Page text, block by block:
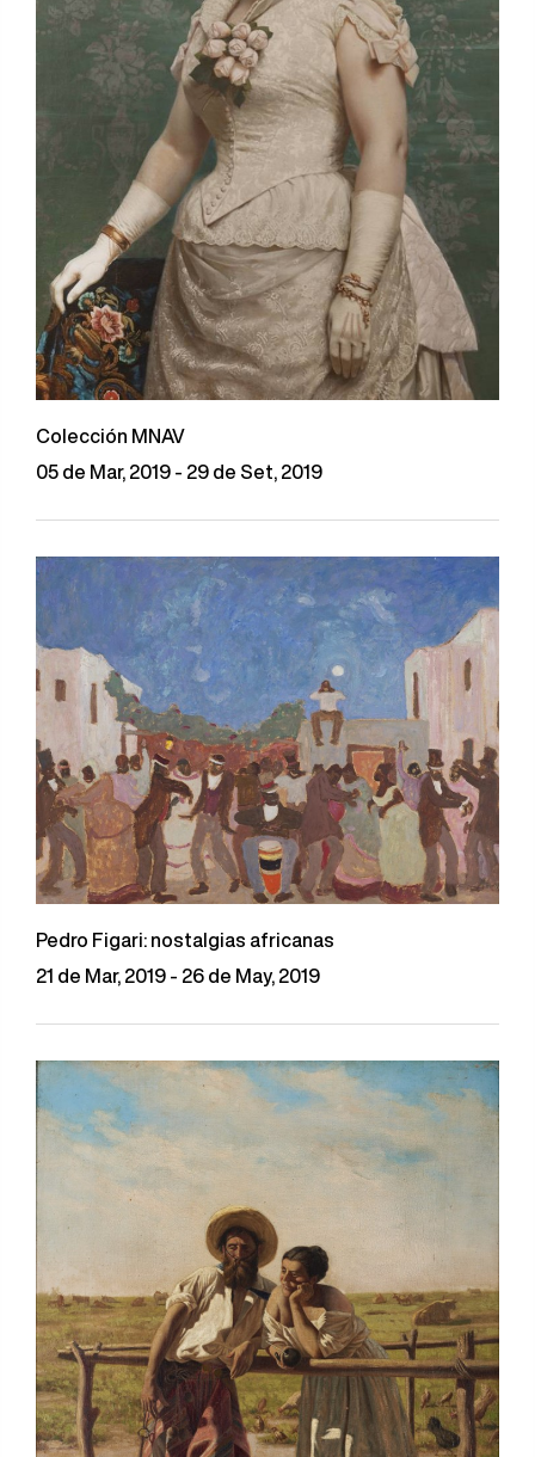
Colección MNAV
05 de Mar, 2019 - 29 de Set, 2019
Pedro Figari: nostalgias africanas
21 de Mar, 2019 - 26 de May, 2019